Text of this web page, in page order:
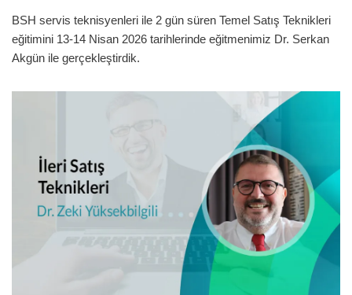
BSH servis teknisyenleri ile 2 gün süren Temel Satış Teknikleri
eğitimini 13-14 Nisan 2026 tarihlerinde eğitmenimiz Dr. Serkan
Akgün ile gerçekleştirdik.